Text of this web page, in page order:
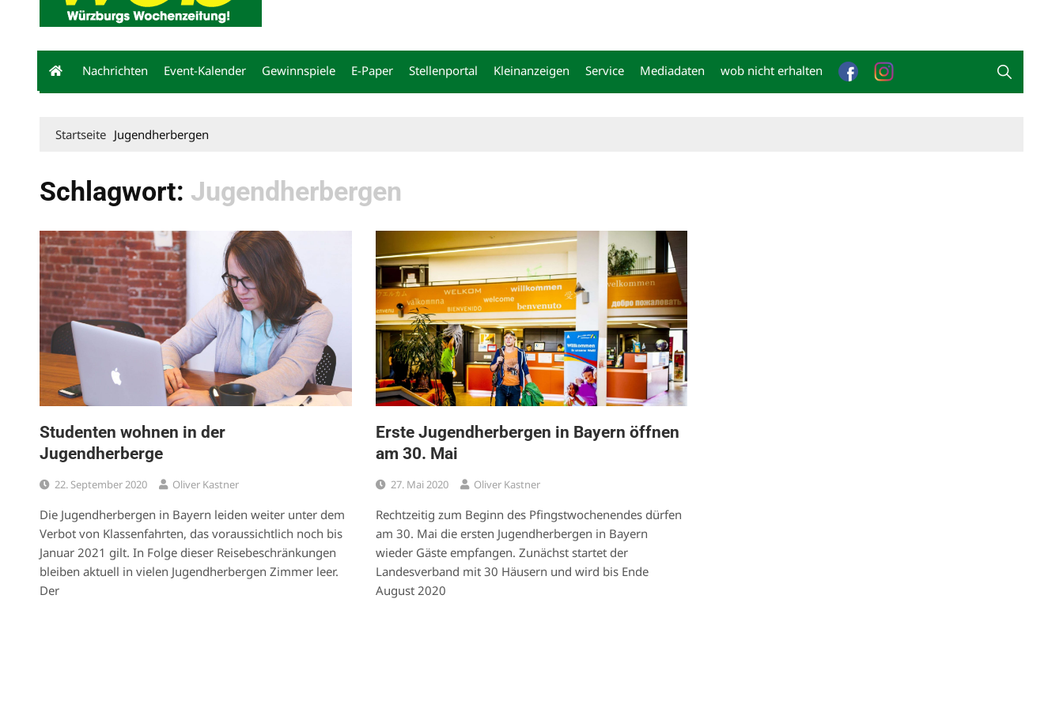
Nachrichten Event-Kalender Gewinnspiele E-Paper Stellenportal Kleinanzeigen Service Mediadaten wob nicht erhalten
Startseite Jugendherbergen
Schlagwort: Jugendherbergen
Studenten wohnen in der
Jugendherberge
22. September 2020 Oliver Kastner
Die Jugendherbergen in Bayern leiden weiter unter dem
Verbot von Klassenfahrten, das voraussichtlich noch bis
Januar 2021 gilt. In Folge dieser Reisebeschränkungen
bleiben aktuell in vielen Jugendherbergen Zimmer leer.
Der
Erste Jugendherbergen in Bayern öffnen
am 30. Mai
27. Mai 2020 Oliver Kastner
Rechtzeitig zum Beginn des Pfingstwochenendes dürfen
am 30. Mai die ersten Jugendherbergen in Bayern
wieder Gäste empfangen. Zunächst startet der
Landesverband mit 30 Häusern und wird bis Ende
August 2020